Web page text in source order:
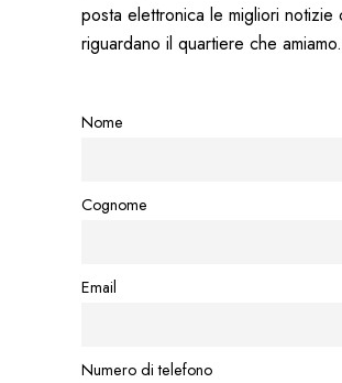
posta elettronica le migliori notizie
riguardano il quartiere che amiamo.
Nome
Cognome
Email
Numero di telefono